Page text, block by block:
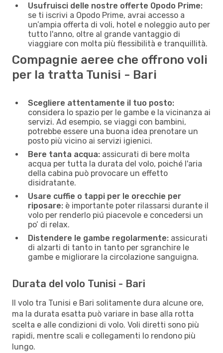
Usufruisci delle nostre offerte Opodo Prime:
se ti iscrivi a Opodo Prime, avrai accesso a
un’ampia offerta di voli, hotel e noleggio auto per
tutto l'anno, oltre al grande vantaggio di
viaggiare con molta più flessibilità e tranquillità.
Compagnie aeree che offrono voli
per la tratta Tunisi - Bari
Scegliere attentamente il tuo posto:
considera lo spazio per le gambe e la vicinanza ai
servizi. Ad esempio, se viaggi con bambini,
potrebbe essere una buona idea prenotare un
posto più vicino ai servizi igienici.
Bere tanta acqua: assicurati di bere molta
acqua per tutta la durata del volo, poiché l'aria
della cabina può provocare un effetto
disidratante.
Usare cuffie o tappi per le orecchie per
riposare: è importante poter rilassarsi durante il
volo per renderlo piú piacevole e concedersi un
po’ di relax.
Distendere le gambe regolarmente: assicurati
di alzarti di tanto in tanto per sgranchire le
gambe e migliorare la circolazione sanguigna.
Durata del volo Tunisi - Bari
Il volo tra Tunisi e Bari solitamente dura alcune ore,
ma la durata esatta può variare in base alla rotta
scelta e alle condizioni di volo. Voli diretti sono più
rapidi, mentre scali e collegamenti lo rendono più
lungo.